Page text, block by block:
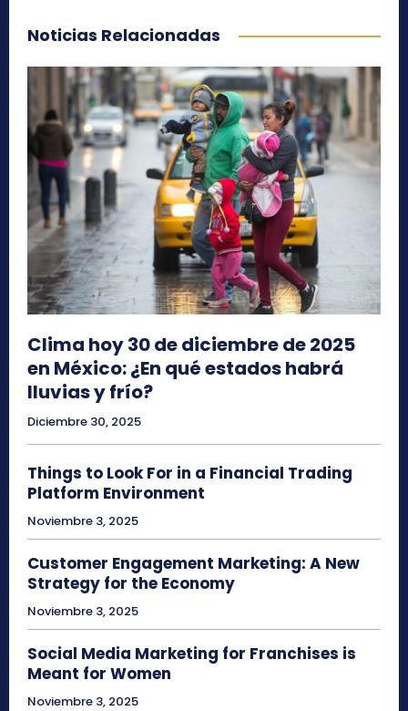
Noticias Relacionadas
Clima hoy 30 de diciembre de 2025
en México: ¿En qué estados habrá
lluvias y frío?
Diciembre 30, 2025
Things to Look For in a Financial Trading
Platform Environment
Noviembre 3, 2025
Customer Engagement Marketing: A New
Strategy for the Economy
Noviembre 3, 2025
Social Media Marketing for Franchises is
Meant for Women
Noviembre 3, 2025